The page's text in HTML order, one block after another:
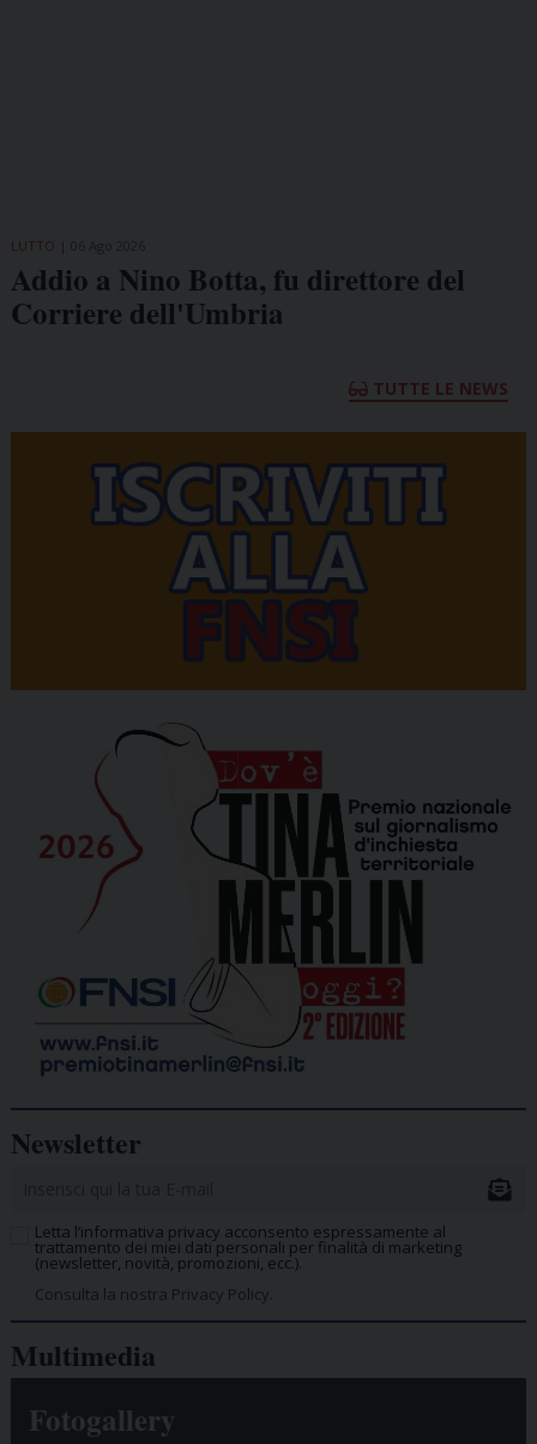
LUTTO
Addio a Nino Botta, fu direttore del
Corriere dell'Umbria
TUTTE LE NEWS
Newsletter
Letta l’informativa privacy acconsento espressamente al
trattamento dei miei dati personali per finalità di marketing
(newsletter, novità, promozioni, ecc.).
Consulta la nostra Privacy Policy.
Multimedia
Fotogallery